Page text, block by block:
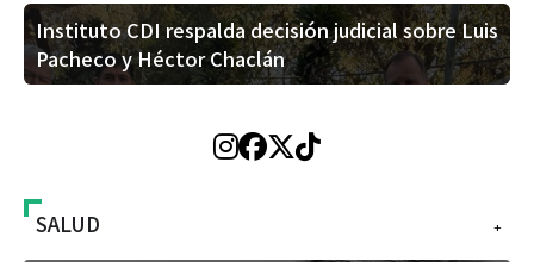
Instituto CDI respalda decisión judicial sobre Luis
Pacheco y Héctor Chaclán
+
SALUD